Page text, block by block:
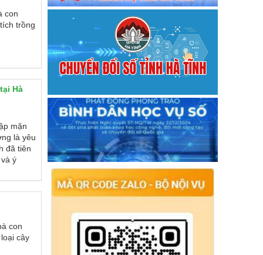
con
trồng
Hà
mặn
là yêu
đã tiên
ý
con
cây
Thực hiện Chương trình MTQG xây
dựng NTM, GNBV và PTKTXH vùng
đồng bào dân tộc thiểu số và miền núi
trên địa bàn tỉnh Hà Tĩnh giai đoạn 2026
- 2030
Hướng dẫn số 52/2026/TT-BTC
Thông tư hướng dẫn thực hiện tiêu chí
Hướng dấn số 3132/HD-BQP
Bộ Quốc phòng ban hành văn bản số
3132/HD-BQP hướng dẫn Bộ tiêu chí
quốc gia về xây dựng NTMi giai đoạn
2026-2030